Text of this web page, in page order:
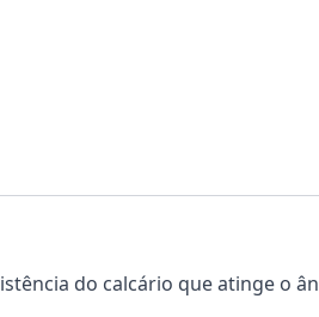
do calcário que atinge o